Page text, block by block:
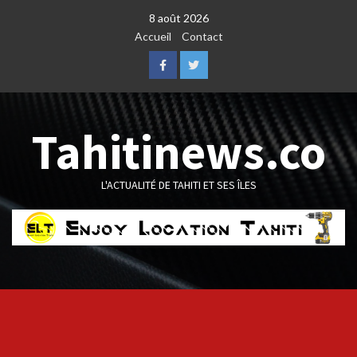
8 août 2026
Accueil
Contact
FacebookTwitter
Tahitinews.co
L'ACTUALITÉ DE TAHITI ET SES ÎLES